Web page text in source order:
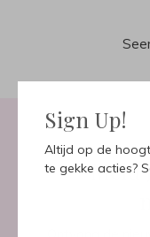
Sign Up!
Altijd op de
te gekke acties?
Meld